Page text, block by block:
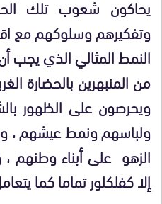
يحاكون شعوب تلك
وتفكيرهم وسلوكهم مع
النمط المثالي الذي يجب
من المنبهرين بالحضارة
ويحرصون على الظهور
ولباسهم ونمط عيشهم ،
الزهو على أبناء وطنهم
إلا كفلكلور تماما كما